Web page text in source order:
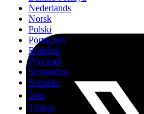
Nederlands
Norsk
Polski
Português
Română
Русский
Slovenčina
Svenska
ไทย
Türkçe